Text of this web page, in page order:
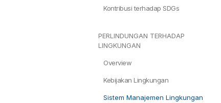
Kontribusi terhadap SDGs
PERLINDUNGAN TERHADAP
LINGKUNGAN
Overview
Kebijakan Lingkungan
Sistem Manajemen Lingkungan